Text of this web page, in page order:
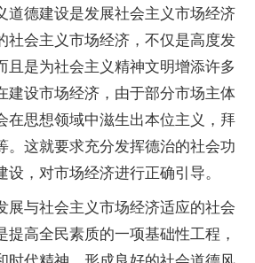
德建设是发展社会主义市场经济
社会主义市场经济，不仅是高度发
且是为社会主义精神文明增添许多
建设市场经济，由于部分市场主体
在思想领域中滋生出本位主义，拜
。这就要求充分发挥德治的社会功
，对市场经济进行正确引导。
与社会主义市场经济适应的社会
提高全民素质的一项基础性工程，